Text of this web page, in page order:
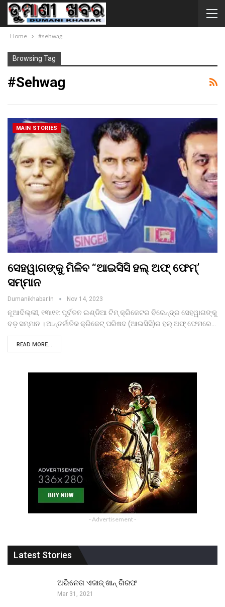
Home #sehwag
Browsing Tag
#sehwag
MAIN STORIES
ସେହୱାଗଙ୍କୁ ମିଳିବ “ଆଇସିସି ହଲ୍‌ ଅଫ୍‌ ଫେମ୍‌’
ସମ୍ମାନ
Dumanikhabar.in Nov 14, 2023
ନୂଆଦିଲ୍ଲୀ, ୧୩ା୧୧: ପୂର୍ବତନ ଇଣ୍ଡିଆ ଟିମ୍‌ କ୍ରିକେଟର ବିରେନ୍ଦ୍ର ସେହୱାଗଙ୍କୁ
ବଡ଼ ସମ୍ମାନ । ଆନ୍ତର୍ଜାତିକ କ୍ରିକେଟ୍‌ ପରିଷଦ (ଆଇସିସି)ର ହଲ୍‌ ଅଫ୍‌ ଫେମରେ…
READ MORE...
- Advertisement -
Latest Stories
ଅଭିନେତା ଏଜାଜ୍ ଖାନ୍ ଗିରଫ
Mar 31, 2021